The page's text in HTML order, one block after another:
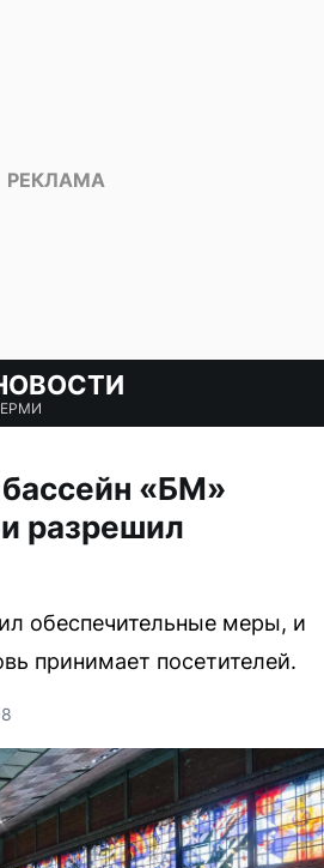
«БМ»
разрешил
обеспечительные меры, и
принимает посетителей.
8